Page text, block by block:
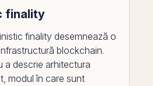
finality
finality desemnează o
blockchain.
a descrie arhitectura
modul în care sunt